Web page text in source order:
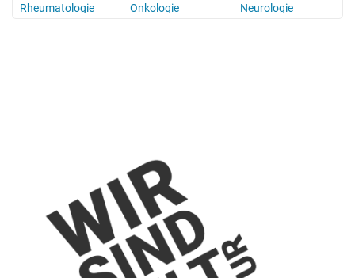
Rheumatologie
Onkologie
Neurologie